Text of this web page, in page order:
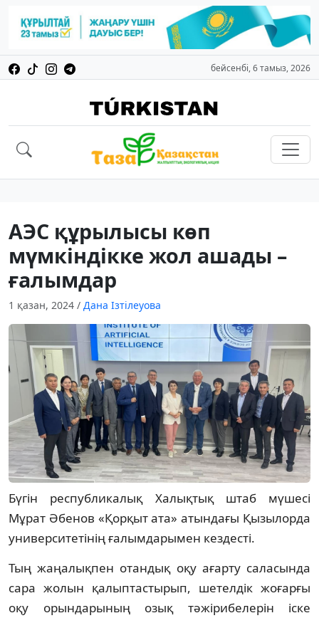
бейсенбі, 6 тамыз, 2026
АЭС құрылысы көп
мүмкіндікке жол ашады –
ғалымдар
1 қазан, 2024 / Дана Ізтілеуова
Бүгін республикалық Халықтық штаб мүшесі
Мұрат Әбенов «Қорқыт ата» атындағы Қызылорда
университетінің ғалымдарымен кездесті.
Тың жаңалықпен отандық оқу ағарту саласында
сара жолын қалыптастырып, шетелдік жоғарғы
оқу орындарының озық тәжірибелерін іске